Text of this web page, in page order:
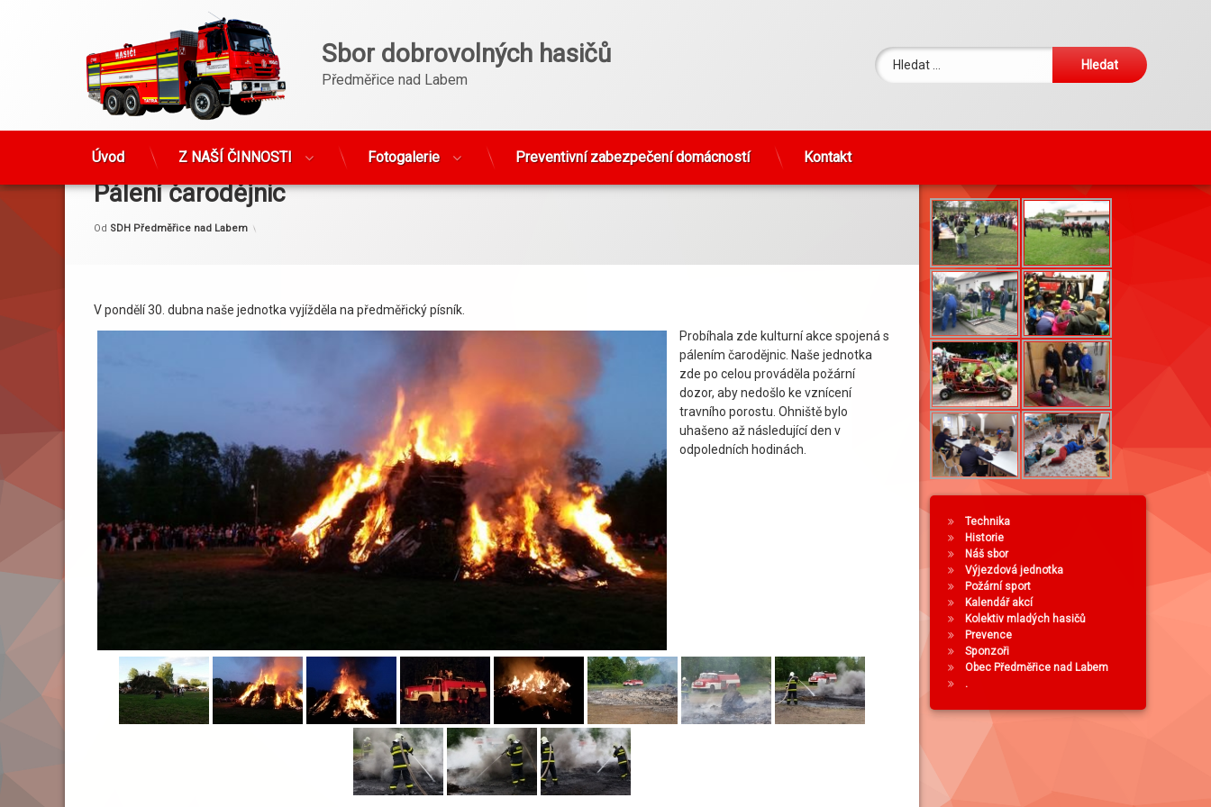
webu
Sbor dobrovolných hasičů
Předměřice nad Labem
Vyhledávání
Úvod Z NAŠÍ ČINNOSTI Fotogalerie Preventivní zabezpečení domácností Kontakt
Pálení čarodějnic
Publikováno1. 5. 2018
Aktualizováno 6. 5. 2018
Od SDH Předměřice nad Labem
V pondělí 30. dubna naše jednotka vyjížděla na předměřický písník.
Probíhala zde kulturní akce spojená s
pálením čarodějnic. Naše jednotka
zde po celou prováděla požární
dozor, aby nedošlo ke vznícení
travního porostu. Ohniště bylo
uhašeno až následující den v
odpoledních hodinách.
Technika
Historie
Náš sbor
Výjezdová jednotka
Požární sport
Kalendář akcí
Kolektiv mladých hasičů
Prevence
Sponzoři
Obec Předměřice nad Labem
.